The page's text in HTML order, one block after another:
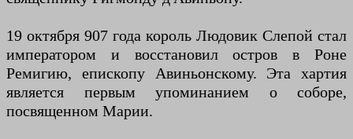
19 октября 907 года король Людовик Слепой стал
императором и восстановил остров в Роне
Ремигию, епископу Авиньонскому. Эта хартия
является первым упоминанием о соборе,
посвященном Марии.